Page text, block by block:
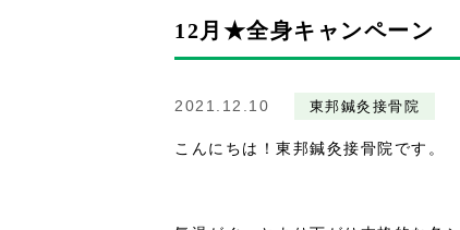
12月★全身キャンペーン
2021.12.10 東邦鍼灸接骨院
こんにちは！東邦鍼灸接骨院です。